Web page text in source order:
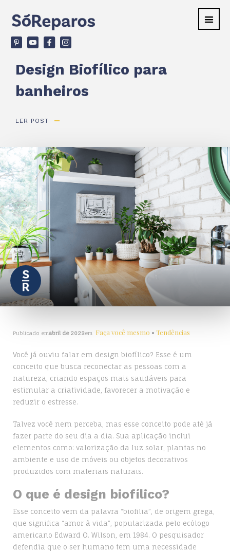
v ù F d
Design Biofílico para
banheiros
LER POST
Publicado emabril de 2023em Faça você mesmo • Tendências
Você já ouviu falar em design biofílico? Esse é um
conceito que busca reconectar as pessoas com a
natureza, criando espaços mais saudáveis para
estimular a criatividade, favorecer a motivação e
reduzir o estresse.
Talvez você nem perceba, mas esse conceito pode até já
fazer parte do seu dia a dia. Sua aplicação inclui
elementos como: valorização da luz solar, plantas no
ambiente e uso de móveis ou objetos decorativos
produzidos com materiais naturais.
O que é design biofílico?
Esse conceito vem da palavra “biofilia”, de origem grega,
que significa “amor à vida”, popularizada pelo ecólogo
americano Edward O. Wilson, em 1984. O pesquisador
defendia que o ser humano tem uma necessidade